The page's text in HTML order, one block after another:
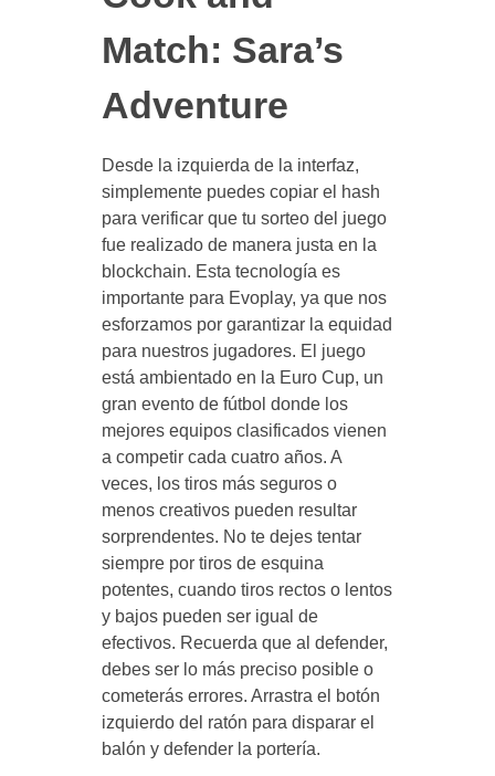
Match: Sara’s
Adventure
Desde la izquierda de la interfaz,
simplemente puedes copiar el hash
para verificar que tu sorteo del juego
fue realizado de manera justa en la
blockchain. Esta tecnología es
importante para Evoplay, ya que nos
esforzamos por garantizar la equidad
para nuestros jugadores. El juego
está ambientado en la Euro Cup, un
gran evento de fútbol donde los
mejores equipos clasificados vienen
a competir cada cuatro años. A
veces, los tiros más seguros o
menos creativos pueden resultar
sorprendentes. No te dejes tentar
siempre por tiros de esquina
potentes, cuando tiros rectos o lentos
y bajos pueden ser igual de
efectivos. Recuerda que al defender,
debes ser lo más preciso posible o
cometerás errores. Arrastra el botón
izquierdo del ratón para disparar el
balón y defender la portería.